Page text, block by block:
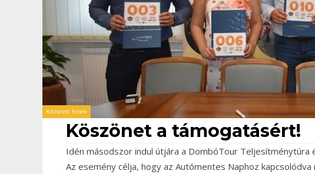
Közéleti hírek
Köszönet a támogatásért!
Idén másodszor indul útjára a DombóTour Teljesítménytúra
Az esemény célja, hogy az Autómentes Naphoz